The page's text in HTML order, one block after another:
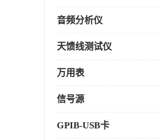
音频分析仪
天馈线测试仪
万用表
信号源
GPIB-USB卡